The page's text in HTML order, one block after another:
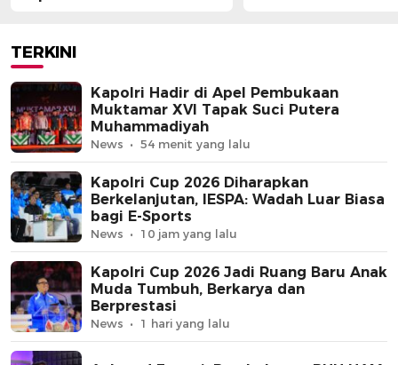
TERKINI
Kapolri Hadir di Apel Pembukaan
Muktamar XVI Tapak Suci Putera
Muhammadiyah
News 54 menit yang lalu
Kapolri Cup 2026 Diharapkan
Berkelanjutan, IESPA: Wadah Luar Biasa
bagi E-Sports
News 10 jam yang lalu
Kapolri Cup 2026 Jadi Ruang Baru Anak
Muda Tumbuh, Berkarya dan
Berprestasi
News 1 hari yang lalu